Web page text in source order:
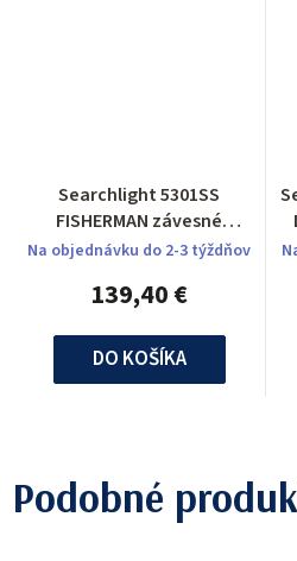
Searchlight 5301SS
FISHERMAN závesné
svietidlo
Na objednávku do 2-3 týždňov
139,40 €
DO KOŠÍKA
Podobné